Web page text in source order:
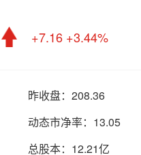
+7.16 +3.44%
昨收盘： 208.36
动态市净率： 13.05
总股本： 12.21亿